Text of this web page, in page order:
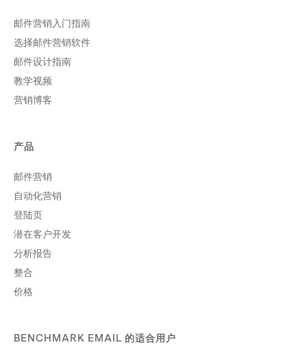
邮件营销入门指南
选择邮件营销软件
邮件设计指南
教学视频
营销博客
产品
邮件营销
自动化营销
登陆页
潜在客户开发
分析报告
整合
价格
BENCHMARK EMAIL 的适合用户